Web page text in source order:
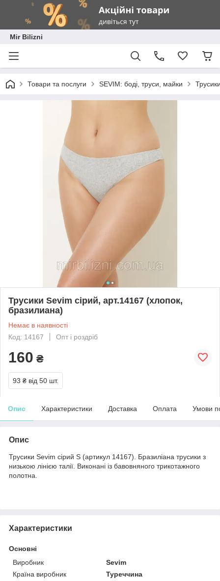
Mir Bilizni
Товари та послуги SEVIM: боді, труси, майки
Трусики Sevim сірий, арт.14167 (хлопок,
бразилиана)
Немає в наявності
Код: 14167
Опт і роздріб
160 ₴
93 ₴ від 50 шт.
Опис Характеристики Доставка Оплата Умови
Опис
Трусики Sevim сірий S (артикул 14167). Бразиліана трусики з
низькою лінією талії. Виконані із бавовняного трикотажного
полотна.
Характеристики
Основні
Виробник
Sevim
Країна виробник
Туреччина